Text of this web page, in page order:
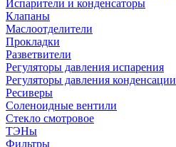
Испарители и конденсаторы
Клапаны
Маслоотделители
Прокладки
Разветвители
Регуляторы давления испарения
Регуляторы давления конденсации
Ресиверы
Соленоидные вентили
Стекло смотровое
ТЭНы
Фильтры